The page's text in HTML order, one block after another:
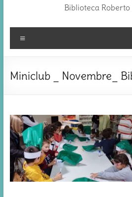
Biblioteca Roberto
Miniclub _ Novembre_